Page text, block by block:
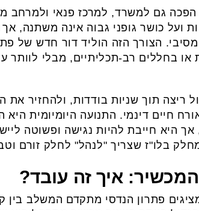
הפכה גם למשרד, למרכז פנאי
ועל כושר גופני גבוה אינה משתנה,
הצורך הזה הוליד דור חדש של
או בחללים רב-תכליתיים, מבלי לוותר
ריצה תוך שניות בודדות, ולהחזיר
חיים דינמי. התנועה היומיומית
אך היא חייבת להיות נגישה ופשוטה
בלו"ז שצריך "לנהל" לחלק זורם
איך זה עובד?
פתרון הנדסי מתקדם המשלב בין